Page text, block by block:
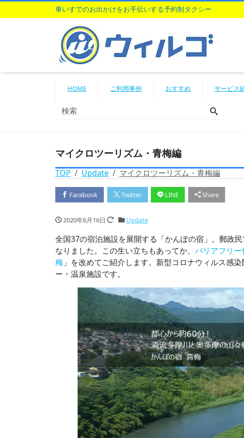
車いすでのお出かけをお手伝いする予約制タクシー
HOME ご利用事例 おすすめ サービス
マイクロツーリズム・青梅編
TOP Update マイクロツーリズム・青梅編
Facebook Twitter LINE Share
2020年6月16日 Update
全国37の宿泊施設を展開する「かんぽの宿」。郵政
なりました。この生い立ちもあってか、 バリアフリー
梅 」を改めてご紹介します。新型コロナウィルス感
ー・温泉施設です。